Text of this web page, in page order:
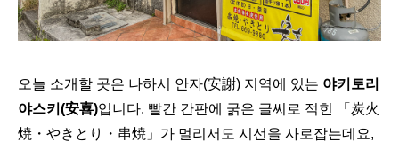
오늘 소개할 곳은 나하시 안자(安謝) 지역에 있는 야키토리
야스키(安喜)입니다. 빨간 간판에 굵은 글씨로 적힌 「炭火
焼・やきとり・串焼」가 멀리서도 시선을 사로잡는데요,